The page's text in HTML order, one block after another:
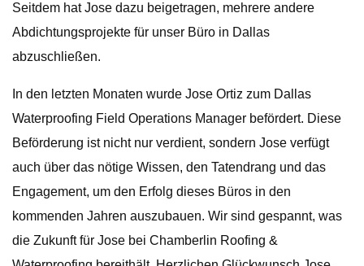
Seitdem hat Jose dazu beigetragen, mehrere andere
Abdichtungsprojekte für unser Büro in Dallas
abzuschließen.
In den letzten Monaten wurde Jose Ortiz zum Dallas
Waterproofing Field Operations Manager befördert. Diese
Beförderung ist nicht nur verdient, sondern Jose verfügt
auch über das nötige Wissen, den Tatendrang und das
Engagement, um den Erfolg dieses Büros in den
kommenden Jahren auszubauen. Wir sind gespannt, was
die Zukunft für Jose bei Chamberlin Roofing &